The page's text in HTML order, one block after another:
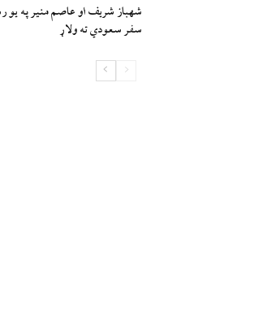
شهباز شریف او عاصم منیر په یو
سفر سعودي ته ولاړ